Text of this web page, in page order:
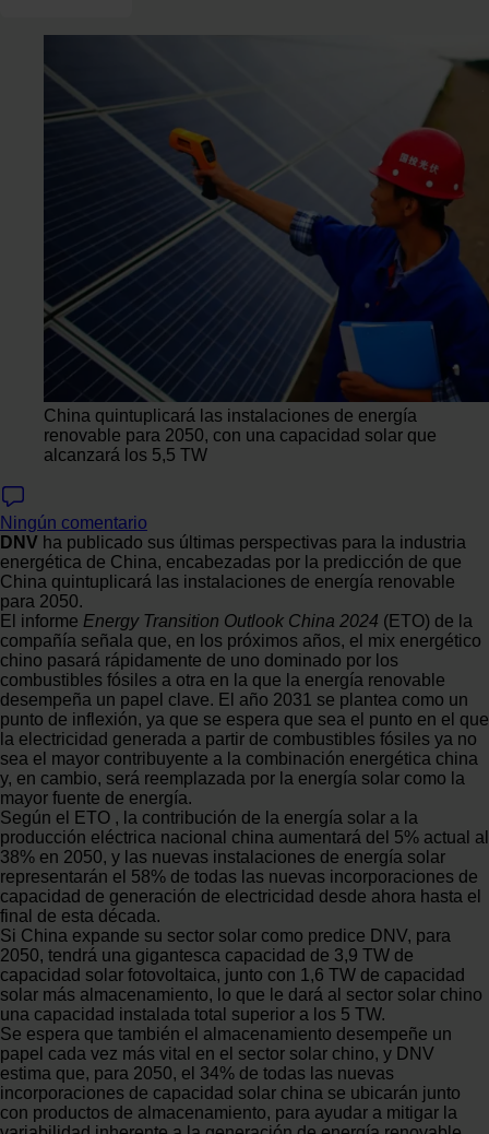
China quintuplicará las instalaciones de energía
renovable para 2050, con una capacidad solar que
alcanzará los 5,5 TW
Ningún comentario
DNV ha publicado sus últimas perspectivas para la industria
energética de China, encabezadas por la predicción de que
China quintuplicará las instalaciones de energía renovable
para 2050.
El informe Energy Transition Outlook China 2024 (ETO) de la
compañía señala que, en los próximos años, el mix energético
chino pasará rápidamente de uno dominado por los
combustibles fósiles a otra en la que la energía renovable
desempeña un papel clave. El año 2031 se plantea como un
punto de inflexión, ya que se espera que sea el punto en el que
la electricidad generada a partir de combustibles fósiles ya no
sea el mayor contribuyente a la combinación energética china
y, en cambio, será reemplazada por la energía solar como la
mayor fuente de energía.
Según el ETO , la contribución de la energía solar a la
producción eléctrica nacional china aumentará del 5% actual al
38% en 2050, y las nuevas instalaciones de energía solar
representarán el 58% de todas las nuevas incorporaciones de
capacidad de generación de electricidad desde ahora hasta el
final de esta década.
Si China expande su sector solar como predice DNV, para
2050, tendrá una gigantesca capacidad de 3,9 TW de
capacidad solar fotovoltaica, junto con 1,6 TW de capacidad
solar más almacenamiento, lo que le dará al sector solar chino
una capacidad instalada total superior a los 5 TW.
Se espera que también el almacenamiento desempeñe un
papel cada vez más vital en el sector solar chino, y DNV
estima que, para 2050, el 34% de todas las nuevas
incorporaciones de capacidad solar china se ubicarán junto
con productos de almacenamiento, para ayudar a mitigar la